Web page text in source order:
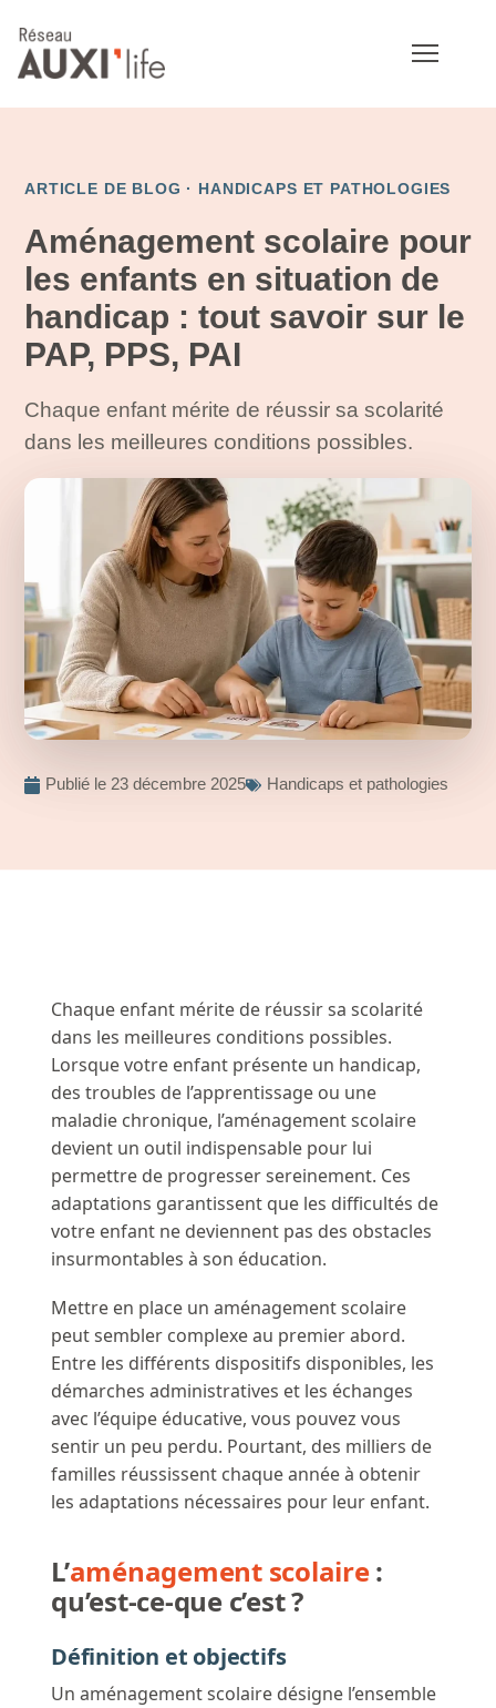
ARTICLE DE BLOG · HANDICAPS ET PATHOLOGIES
Aménagement scolaire pour
les enfants en situation de
handicap : tout savoir sur le
PAP, PPS, PAI
Chaque enfant mérite de réussir sa scolarité
dans les meilleures conditions possibles.
Publié le 23 décembre 2025 Handicaps et pathologies
Chaque enfant mérite de réussir sa scolarité
dans les meilleures conditions possibles.
Lorsque votre enfant présente un handicap,
des troubles de l’apprentissage ou une
maladie chronique, l’aménagement scolaire
devient un outil indispensable pour lui
permettre de progresser sereinement. Ces
adaptations garantissent que les difficultés de
votre enfant ne deviennent pas des obstacles
insurmontables à son éducation.
Mettre en place un aménagement scolaire
peut sembler complexe au premier abord.
Entre les différents dispositifs disponibles, les
démarches administratives et les échanges
avec l’équipe éducative, vous pouvez vous
sentir un peu perdu. Pourtant, des milliers de
familles réussissent chaque année à obtenir
les adaptations nécessaires pour leur enfant.
L’aménagement scolaire:
qu’est-ce-que c’est ?
Définition et objectifs
Un aménagement scolaire désigne l’ensemble